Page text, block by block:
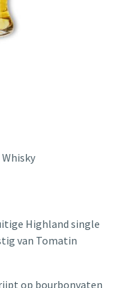
Highland single
van Tomatin
op bourbonvaten